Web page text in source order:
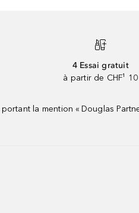
4 Essai gratuit
à partir de CHF¹ 10
la mention « Douglas